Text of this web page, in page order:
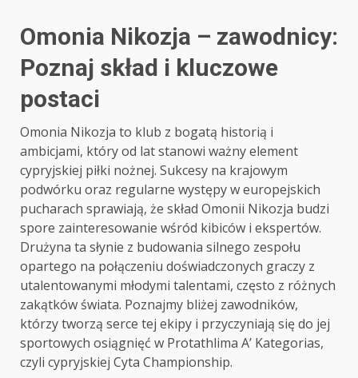
Omonia Nikozja – zawodnicy:
Poznaj skład i kluczowe
postaci
Omonia Nikozja to klub z bogatą historią i
ambicjami, który od lat stanowi ważny element
cypryjskiej piłki nożnej. Sukcesy na krajowym
podwórku oraz regularne występy w europejskich
pucharach sprawiają, że skład Omonii Nikozja budzi
spore zainteresowanie wśród kibiców i ekspertów.
Drużyna ta słynie z budowania silnego zespołu
opartego na połączeniu doświadczonych graczy z
utalentowanymi młodymi talentami, często z różnych
zakątków świata. Poznajmy bliżej zawodników,
którzy tworzą serce tej ekipy i przyczyniają się do jej
sportowych osiągnięć w Protathlima A’ Kategorias,
czyli cypryjskiej Cyta Championship.